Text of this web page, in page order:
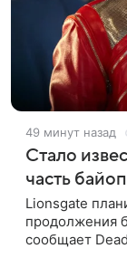
49 минут назад
Стало
часть
Lionsgate
продолжения
сообщает